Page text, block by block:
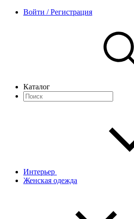
Войти / Регистрация
Каталог
Интерьер
Женская одежда